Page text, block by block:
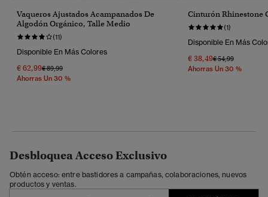
Vaqueros Ajustados Acampanados De
Algodón Orgánico, Talle Medio
(11)
Disponible En Más Colores
€ 62,99Precio Rebajado De
€ 89,99A
Ahorras Un 30 %
Cinturón Rhinestone
(1)
Disponible En Más
€ 38,49Precio Rebajado
€ 54,99A
Ahorras Un 30 %
Desbloquea Acceso Exclusivo
Obtén acceso: entre bastidores a campañas, colaboraciones, nuevos
productos y ventas.